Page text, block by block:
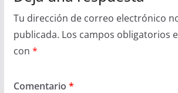
Tu dirección de correo electrónico
publicada. Los campos obligatorios
con *
Comentario *